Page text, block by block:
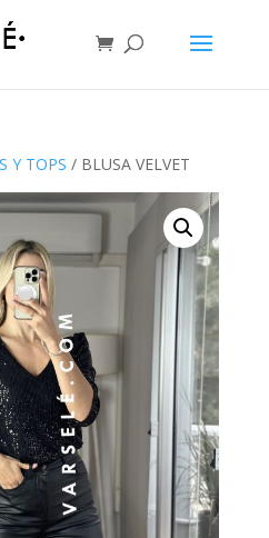
Y TOPS / BLUSA VELVET